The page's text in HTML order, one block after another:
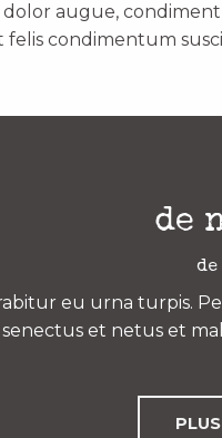
dolor augue,
felis condimentum
de
de
eu urna turpis.
senectus et netus et